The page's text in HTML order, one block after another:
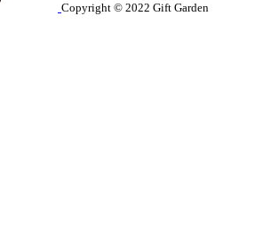
Copyright © 2022 Gift Garden